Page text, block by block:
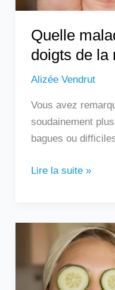
Quelle
doigts de la
Alizée Vendrut
Vous avez
soudainement
bagues ou
?
Lire la suite »
remèdes
de
grand-